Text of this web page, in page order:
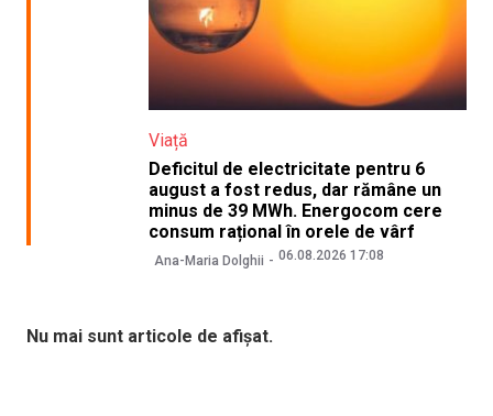
Viață
Deficitul de electricitate pentru 6
august a fost redus, dar rămâne un
minus de 39 MWh. Energocom cere
consum rațional în orele de vârf
Ana-Maria Dolghii 06.08.2026 17:08
Nu mai sunt articole de afișat.